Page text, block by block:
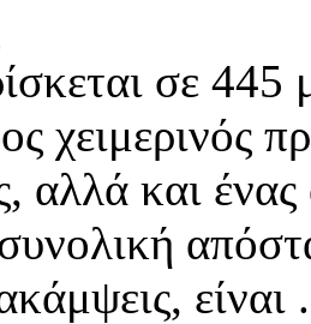
σε 445
χειμερινός
αλλά και
είναι